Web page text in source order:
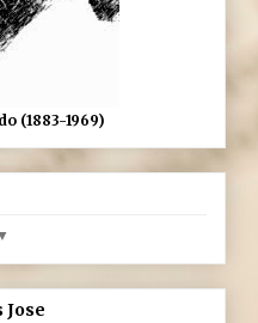
(1883-1969)
Jose